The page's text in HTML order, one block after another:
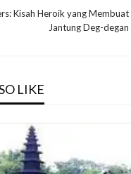
Kisah Heroik yang Membuat
Jantung Deg-degan
LIKE